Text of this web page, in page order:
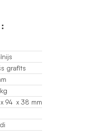
grafīts
94 x 38 mm